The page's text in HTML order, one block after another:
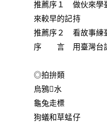
推薦序１ 做伙來學
來較早的記持
推薦序２ 看故事練
序 言 用臺灣台語
◎拍拚類
烏鴉水
龜兔走標
狗蟻和草蜢仔